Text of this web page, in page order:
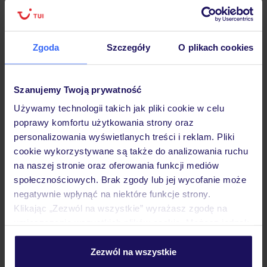
Zgoda Szczegóły O plikach cookies
Szanujemy Twoją prywatność
Używamy technologii takich jak pliki cookie w celu
poprawy komfortu użytkowania strony oraz
personalizowania wyświetlanych treści i reklam. Pliki
cookie wykorzystywane są także do analizowania ruchu
na naszej stronie oraz oferowania funkcji mediów
społecznościowych. Brak zgody lub jej wycofanie może
negatywnie wpłynąć na niektóre funkcje strony.
Klikając „Zezwól na wszystkie” wyrażasz zgodę na
personalizować swój wybór wchodząc w zakładkę
Zezwól na wszystkie
Hotel
Opinie
Pokoje
Wyżywienie